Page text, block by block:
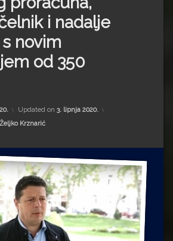
i nadalje
novim
od 350
Updated on 3. lipnja 2020.
Kategorije:
Željko Krznarić